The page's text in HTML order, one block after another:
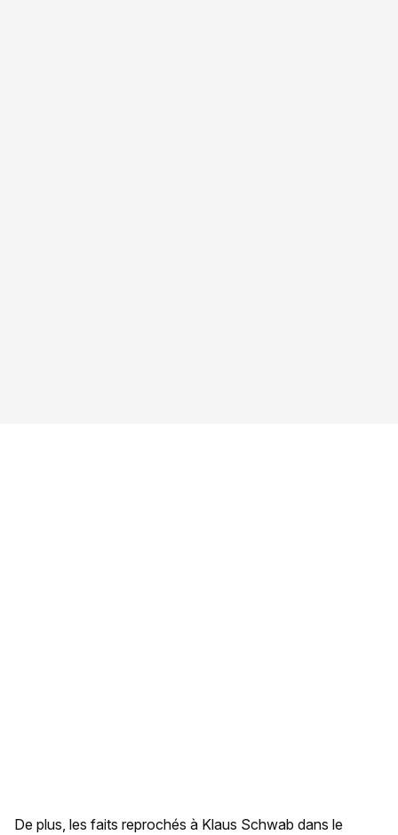
De plus, les faits reprochés à Klaus Schwab dans le